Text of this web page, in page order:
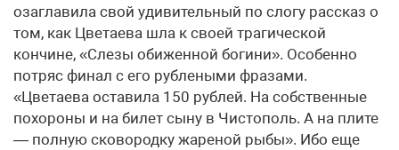
озаглавила свой удивительный по слогу рассказ о
том, как Цветаева шла к своей трагической
кончине, «Слезы обиженной богини». Особенно
потряс финал с его рублеными фразами.
«Цветаева оставила 150 рублей. На собственные
похороны и на билет сыну в Чистополь. А на плите
— полную сковородку жареной рыбы». Ибо еще